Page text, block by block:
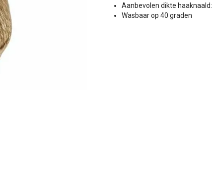
Aanbevolen dikte
Wasbaar op 40 graden